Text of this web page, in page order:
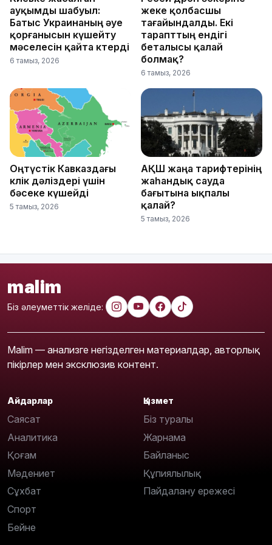
ауқымды шабуыл:
Батыс Украинаның әуе
қорғанысын күшейту
мәселесін қайта көтерді
6 тамыз, 2026
жеке қолбасшы
тағайындалды. Екі
тарапттың ендігі
беталысы қалай
болмақ?
6 тамыз, 2026
Оңтүстік Кавказдағы
көлік дәліздері үшін
бәсеке күшейді
5 тамыз, 2026
АҚШ жаңа тарифтерінің
жаһандық сауда
бағытына ықпалы
қалай?
5 тамыз, 2026
malim
Біз әлеуметтік желіде:
Malim — анализге негізделген материалдар, авторлық
пікірлер мен эксклюзив контент.
Айдарлар
Саясат
Аналитика
Қоғам
Мәдениет
Сұхбат
Спорт
Бейне
Қызмет
Біз туралы
Жарнама
Байланыс
Құпиялылық
Пайдалану ережесі